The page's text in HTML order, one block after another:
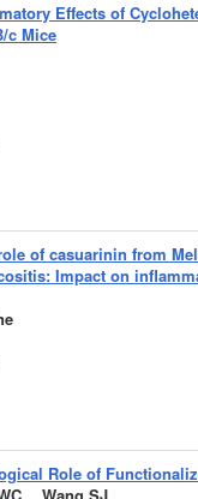
Effects of
c Mice
of casuarinin from
Impact on
Role of